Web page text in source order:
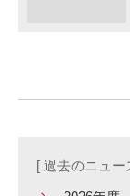
[ 過去のニュー